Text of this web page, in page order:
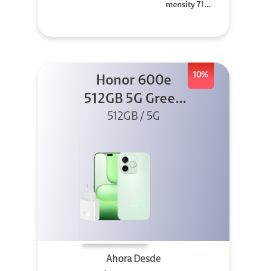
mensity 710
10%
Honor 600e
512GB 5G Green
+ 45W
512GB / 5G
Ahora Desde